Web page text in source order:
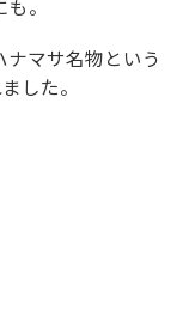
。
マサ名物という
した。